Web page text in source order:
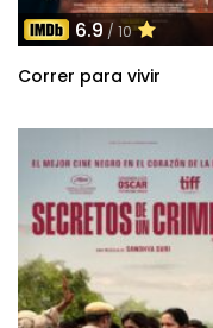
6.9 / 10
Correr para vivir